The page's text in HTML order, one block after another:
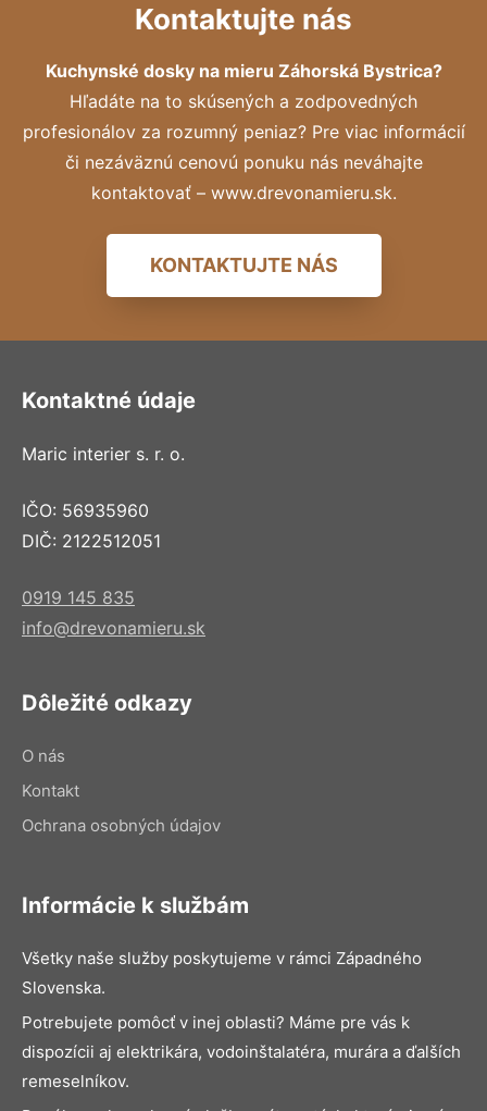
Kontaktujte nás
Kuchynské dosky na mieru Záhorská Bystrica?
Hľadáte na to skúsených a zodpovedných
profesionálov za rozumný peniaz? Pre viac informácií
či nezáväznú cenovú ponuku nás neváhajte
kontaktovať – www.drevonamieru.sk.
KONTAKTUJTE NÁS
Kontaktné údaje
Maric interier s. r. o.
IČO: 56935960
DIČ: 2122512051
0919 145 835
info@drevonamieru.sk
Dôležité odkazy
O nás
Kontakt
Ochrana osobných údajov
Informácie k službám
Všetky naše služby poskytujeme v rámci Západného
Slovenska.
Potrebujete pomôcť v inej oblasti? Máme pre vás k
dispozícii aj elektrikára, vodoinštalatéra, murára a ďalších
remeselníkov.